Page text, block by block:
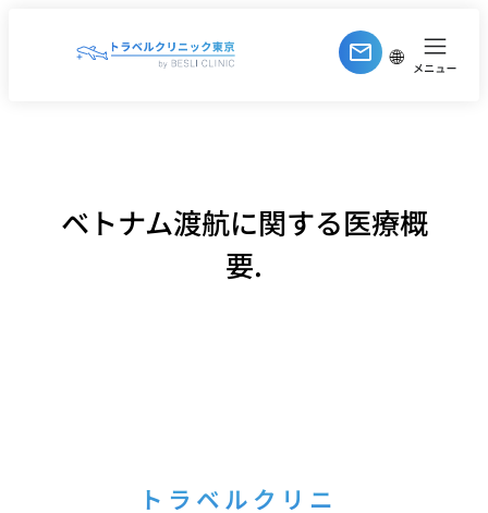
🌐
ベトナム渡航に関する医療概
要.
トラベルクリニ